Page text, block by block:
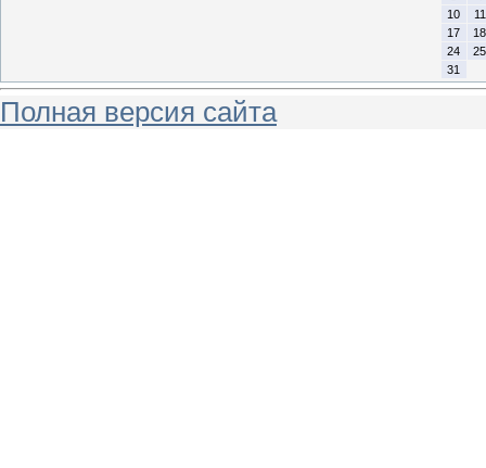
10
11
17
18
24
25
31
Полная версия сайта